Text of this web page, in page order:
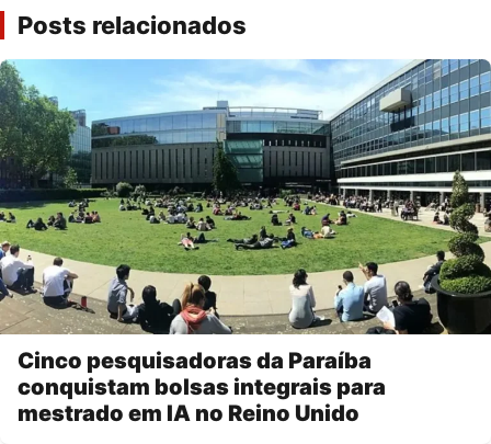
Posts relacionados
Cinco pesquisadoras da Paraíba
conquistam bolsas integrais para
mestrado em IA no Reino Unido